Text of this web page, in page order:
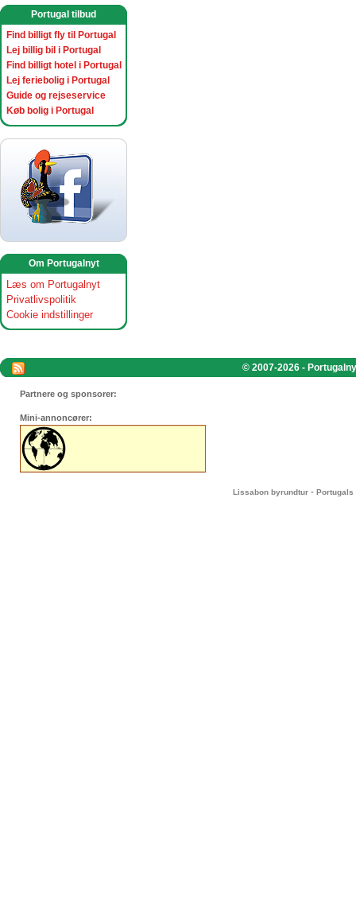
Portugal tilbud
Find billigt fly til Portugal
Lej billig bil i Portugal
Find billigt hotel i Portugal
Lej feriebolig i Portugal
Guide og rejseservice
Køb bolig i Portugal
Om Portugalnyt
Læs om Portugalnyt
Privatlivspolitik
Cookie indstillinger
© 2007-2026 -
Partnere og sponsorer:
Mini-annoncører:
Lissabon byrundtur - Portugals